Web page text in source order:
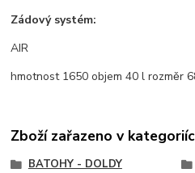
Zádový systém:
AIR
hmotnost 1650 objem 40 l rozměr
Zboží zařazeno v
BATOHY - DOLDY